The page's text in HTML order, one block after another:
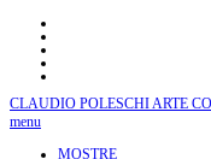
CLAUDIO POLESCHIARTE
menu
MOSTRE